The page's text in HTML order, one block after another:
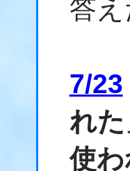
答え
7/23
れ
使